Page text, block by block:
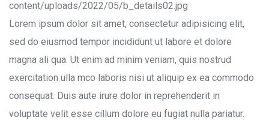
Lorem ipsum dolor sit amet, consectetur adipisicing elit,
sed do eiusmod tempor incididunt ut labore et dolore
magna ali qua. Ut enim ad minim veniam, quis nostrud
exercitation ulla mco laboris nisi ut aliquip ex ea commodo
consequat. Duis aute irure dolor in reprehenderit in
voluptate velit esse cillum dolore eu fugiat nulla pariatur.